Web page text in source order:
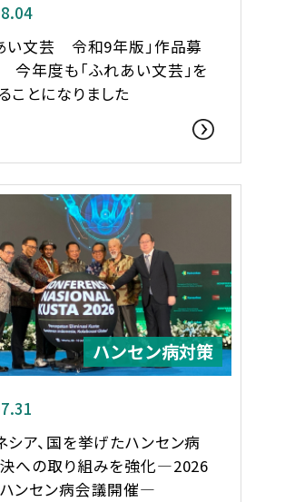
い文芸 令和9年版」作品募
年度も「ふれあい文芸」を
ことになりました
ハンセン病対策
シア、国を挙げたハンセン病
への取り組みを強化―2026
ンセン病会議開催―